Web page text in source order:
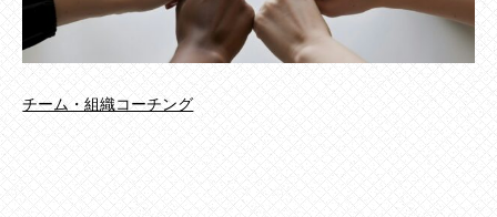
チーム・組織コーチング